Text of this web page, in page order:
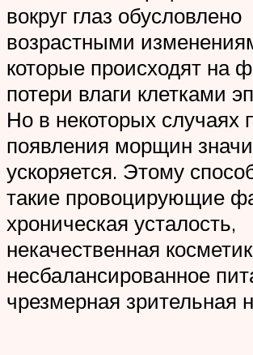
вокруг глаз обусловлено
возрастными
которые происходят на
потери влаги клетками
Но в некоторых случаях
появления морщин
ускоряется. Этому
такие провоцирующие
хроническая усталость,
некачественная
несбалансированное
чрезмерная зрительная